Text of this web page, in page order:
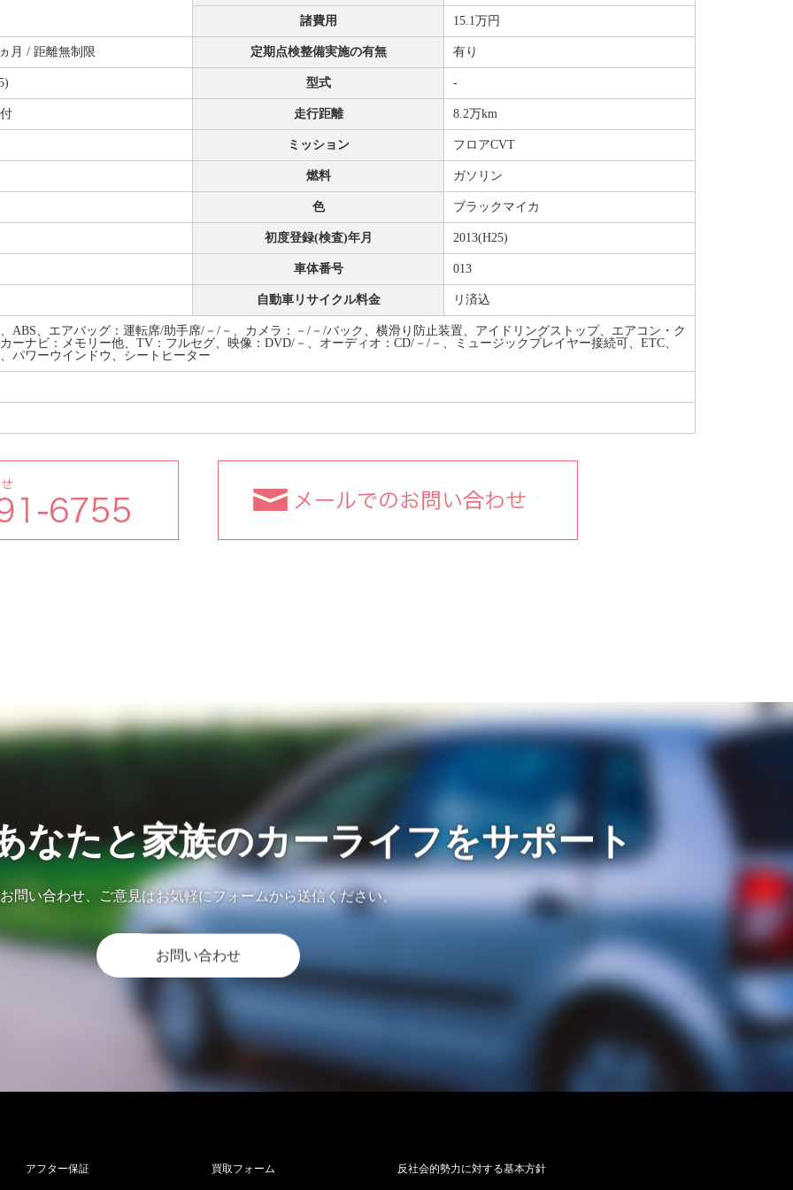
諸費用 15.1万円
月 / 距離無制限 定期点検整備実施の有無 有り
型式 -
走行距離 8.2万km
ミッション フロアCVT
燃料 ガソリン
色 ブラックマイカ
初度登録(検査)年月 2013(H25)
車体番号 013
自動車リサイクル料金 リ済込
ABS、エアバッグ：運転席/助手席/－/－、カメラ：－/－/バック、横滑り防止装置、アイドリングストップ、エアコン・ク
ーナビ：メモリー他、TV：フルセグ、映像：DVD/－、オーディオ：CD/－/－、ミュージックプレイヤー接続可、ETC、
パワーウインドウ、シートヒーター
なたと家族のカーライフをサポート
お問い合わせ、ご意見はお気軽にフォームから送信ください。
お問い合わせ
アフター保証 買取フォーム 反社会的勢力に対する基本方針